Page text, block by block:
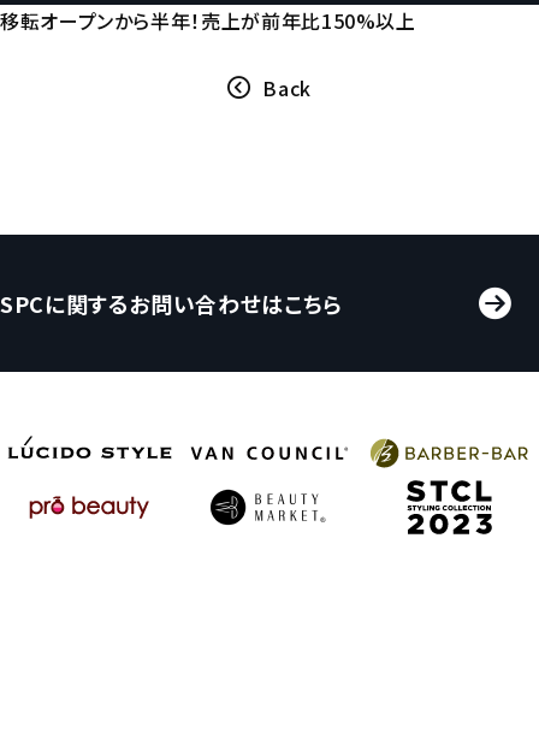
移転オープンから半年！売上が前年比150%以上
Back
SPCに関するお問い合わせはこちら